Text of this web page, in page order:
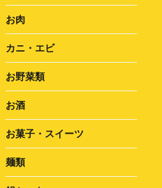
お肉
カニ・エビ
お野菜類
お酒
お菓子・スイーツ
麺類